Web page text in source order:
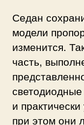
Седан
модели
изменится.
часть,
и
при этом они